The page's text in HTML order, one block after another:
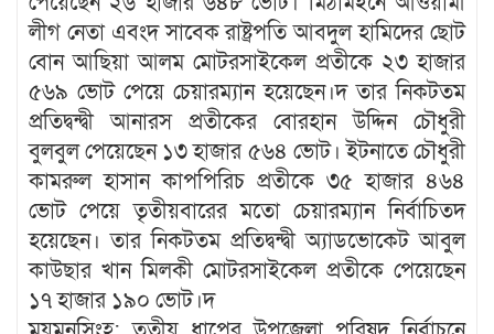
লীগ নেতা এবংদ সাবেক রাষ্ট্রপতি আবদুল হামিদের ছোট
বোন আছিয়া আলম মোটরসাইকেল প্রতীকে ২৩ হাজার
৫৬৯ ভোট পেয়ে চেয়ারম্যান হয়েছেন।দ তার নিকটতম
প্রতিদ্বন্দ্বী আনারস প্রতীকের বোরহান উদ্দিন চৌধুরী
বুলবুল পেয়েছেন ১৩ হাজার ৫৬৪ ভোট। ইটনাতে চৌধুরী
কামরুল হাসান কাপপিরিচ প্রতীকে ৩৫ হাজার ৪৬৪
ভোট পেয়ে তৃতীয়বারের মতো চেয়ারম্যান নির্বাচিতদ
হয়েছেন। তার নিকটতম প্রতিদ্বন্দ্বী অ্যাডভোকেট আবুল
কাউছার খান মিলকী মোটরসাইকেল প্রতীকে পেয়েছেন
১৭ হাজার ১৯০ ভোট।দ